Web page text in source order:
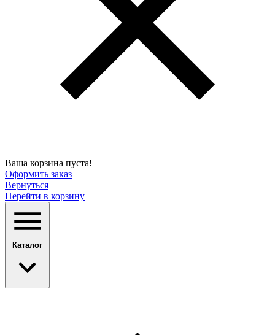
Ваша корзина пуста!
Оформить заказ
Вернуться
Перейти в корзину
Каталог